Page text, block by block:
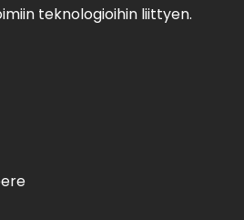
teknologioihin liittyen.